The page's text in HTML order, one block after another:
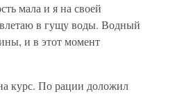
мала и я на своей
в гущу воды. Водный
и в этот момент
курс. По рации доложил